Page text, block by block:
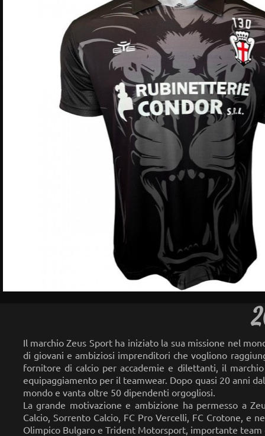
Il marchio Zeus Sport ha iniziato la sua missione nel
di giovani e ambiziosi imprenditori che vogliono
fornitore di calcio per accademie e dilettanti, il
equipaggiamento per il teamwear. Dopo quasi 20 anni
mondo e vanta oltre 50 dipendenti orgogliosi.
La grande motivazione e ambizione ha permesso a
Calcio, Sorrento Calcio, FC Pro Vercelli, FC Crotone, e
Olimpico Bulgaro e Trident Motorsport, importante